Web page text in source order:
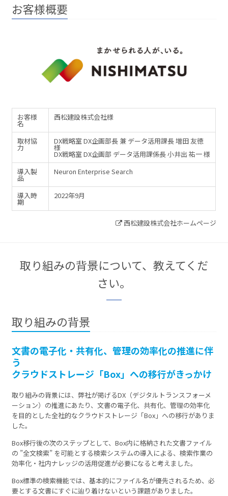
お客様概要
お客様
名
西松建設株式会社様
取材協
力
DX戦略室 DX企画部長 兼 データ活用課長 増田 友徳
様
DX戦略室 DX企画部 データ活用課係長 小井出 祐一 様
導入製
品
Neuron Enterprise Search
導入時
期
2022年9月
西松建設株式会社ホームページ
取り組みの背景について、教えてくだ
さい。
取り組みの背景
文書の電子化・共有化、管理の効率化の推進に伴
う
クラウドストレージ「Box」への移行がきっかけ
取り組みの背景には、弊社が掲げるDX（デジタルトランスフォーメ
ーション）の推進にあたり、文書の電子化、共有化、管理の効率化
を目的とした全社的なクラウドストレージ「Box」への移行がありま
した。
Box移行後の次のステップとして、Box内に格納された文書ファイル
の ”全文検索” を可能とする検索システムの導入による、検索作業の
効率化・社内ナレッジの活用促進が必要になると考えました。
Box標準の検索機能では、基本的にファイル名が優先されるため、必
要とする文書にすぐに辿り着けないという課題がありました。